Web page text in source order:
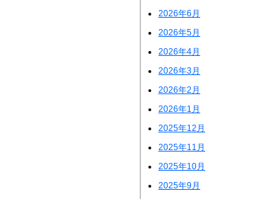
2026年6月
2026年5月
2026年4月
2026年3月
2026年2月
2026年1月
2025年12月
2025年11月
2025年10月
2025年9月